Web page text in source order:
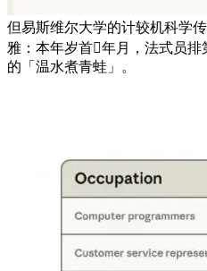
但易斯维尔大学的计较机科学
雅：本年岁首年月，法式员
的「温水煮青蛙」。